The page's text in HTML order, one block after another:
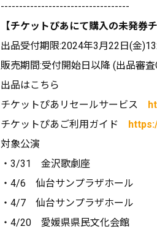
-----------------------------------
【チケットぴあにて購入の未発券
出品受付期限:2024年3月22日(金
販売期間:受付開始日以降 (出品審
出品はこちら
チケットぴあリセールサービス
チケットぴあご利用ガイド
対象公演
・3/31 金沢歌劇座
・4/6 仙台サンプラザホール
・4/7 仙台サンプラザホール
・4/20 愛媛県県民文化会館